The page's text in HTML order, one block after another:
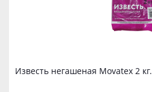
Известь негашеная Movatex 2 кг.